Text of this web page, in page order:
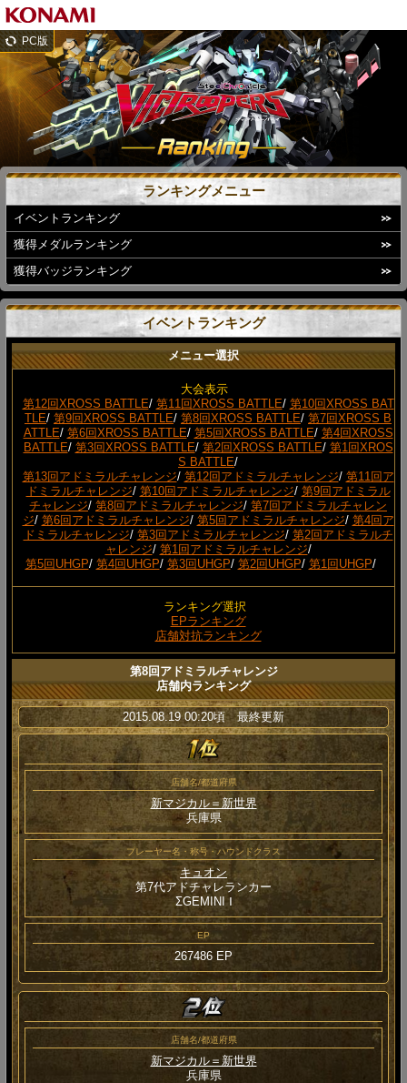
PC版
ランキングメニュー
イベントランキング
獲得メダルランキング
獲得バッジランキング
イベントランキング
メニュー選択
大会表示
第12回XROSS BATTLE/ 第11回XROSS BATTLE/ 第10回XROSS BAT
TLE/ 第9回XROSS BATTLE/ 第8回XROSS BATTLE/ 第7回XROSS B
ATTLE/ 第6回XROSS BATTLE/ 第5回XROSS BATTLE/ 第4回XROSS
BATTLE/ 第3回XROSS BATTLE/ 第2回XROSS BATTLE/ 第1回XROS
S BATTLE/
第13回アドミラルチャレンジ/ 第12回アドミラルチャレンジ/ 第11回ア
ドミラルチャレンジ/ 第10回アドミラルチャレンジ/ 第9回アドミラル
チャレンジ/ 第8回アドミラルチャレンジ/ 第7回アドミラルチャレン
ジ/ 第6回アドミラルチャレンジ/ 第5回アドミラルチャレンジ/ 第4回ア
ドミラルチャレンジ/ 第3回アドミラルチャレンジ/ 第2回アドミラルチ
ャレンジ/ 第1回アドミラルチャレンジ/
第5回UHGP/ 第4回UHGP/ 第3回UHGP/ 第2回UHGP/ 第1回UHGP/
ランキング選択
EPランキング
店舗対抗ランキング
第8回アドミラルチャレンジ
店舗内ランキング
2015.08.19 00:20頃 最終更新
店舗名/都道府県
新マジカル＝新世界
兵庫県
プレーヤー名・称号・ハウンドクラス
キュオン
第7代アドチャレランカー
ΣGEMINI Ⅰ
EP
267486 EP
店舗名/都道府県
新マジカル＝新世界
兵庫県